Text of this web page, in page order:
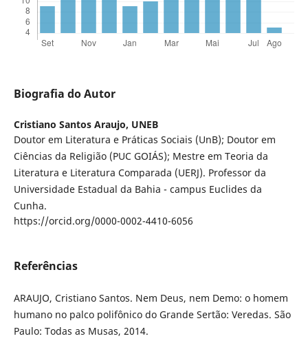
Biografia do Autor
Cristiano Santos Araujo, UNEB
Doutor em Literatura e Práticas Sociais (UnB); Doutor em
Ciências da Religião (PUC GOIÁS); Mestre em Teoria da
Literatura e Literatura Comparada (UERJ). Professor da
Universidade Estadual da Bahia - campus Euclides da
Cunha.
https://orcid.org/0000-0002-4410-6056
Referências
ARAUJO, Cristiano Santos. Nem Deus, nem Demo: o homem
humano no palco polifônico do Grande Sertão: Veredas. São
Paulo: Todas as Musas, 2014.